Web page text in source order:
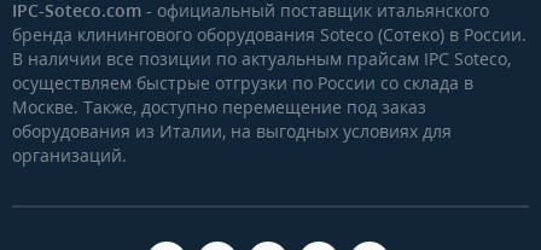
IPC-Soteco.com - официальный поставщик итальянского
бренда клинингового оборудования Soteco (Сотеко) в России.
В наличии все позиции по актуальным прайсам IPC Soteco,
осуществляем быстрые отгрузки по России со склада в
Москве. Также, доступно перемещение под заказ
оборудования из Италии, на выгодных условиях для
организаций.